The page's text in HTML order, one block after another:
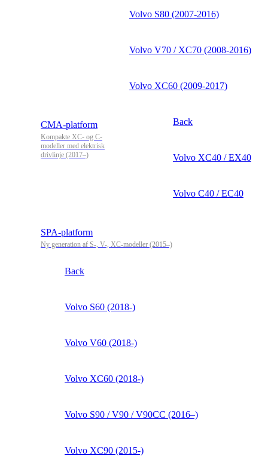
Volvo S80 (2007-2016)
Volvo V70 / XC70 (2008-2016)
Volvo XC60 (2009-2017)
CMA-platform
Kompakte XC- og C-
modeller med elektrisk
drivlinje (2017–)
Back
Volvo XC40 / EX40
Volvo C40 / EC40
SPA-platform
Ny generation af S-, V-, XC-modeller (2015–)
Back
Volvo S60 (2018-)
Volvo V60 (2018-)
Volvo XC60 (2018-)
Volvo S90 / V90 / V90CC (2016–)
Volvo XC90 (2015-)